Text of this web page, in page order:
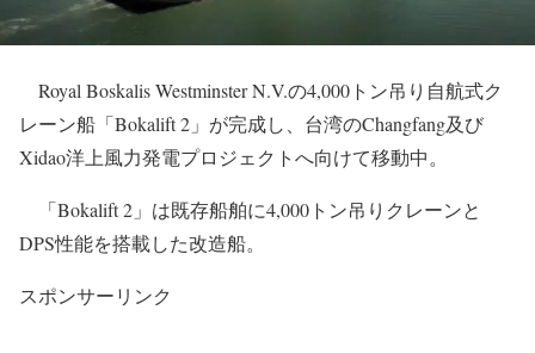
Royal Boskalis Westminster N.V.の4,000トン吊り自航式ク
レーン船「Bokalift 2」が完成し、台湾のChangfang及び
Xidao洋上風力発電プロジェクトへ向けて移動中。
「Bokalift 2」は既存船舶に4,000トン吊りクレーンと
DPS性能を搭載した改造船。
スポンサーリンク